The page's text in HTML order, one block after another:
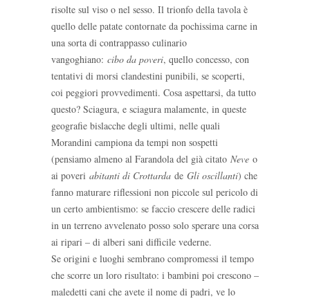
risolte sul viso o nel sesso. Il trionfo della tavola è
quello delle patate contornate da pochissima carne in
una sorta di contrappasso culinario
vangoghiano: cibo da poveri, quello concesso, con
tentativi di morsi clandestini punibili, se scoperti,
coi peggiori provvedimenti. Cosa aspettarsi, da tutto
questo? Sciagura, e sciagura malamente, in queste
geografie bislacche degli ultimi, nelle quali
Morandini campiona da tempi non sospetti
(pensiamo almeno al Farandola del già citato Neve o
ai poveri abitanti di Crottarda de Gli oscillanti) che
fanno maturare riflessioni non piccole sul pericolo di
un certo ambientismo: se faccio crescere delle radici
in un terreno avvelenato posso solo sperare una corsa
ai ripari – di alberi sani difficile vederne.
Se origini e luoghi sembrano compromessi il tempo
che scorre un loro risultato: i bambini poi crescono –
maledetti cani che avete il nome di padri, ve lo